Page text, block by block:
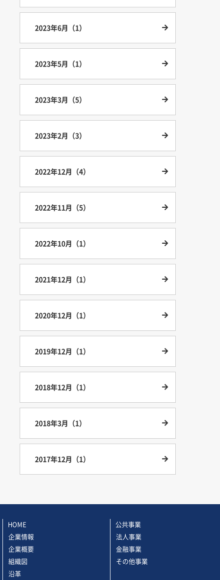
2023年6月（1）
2023年5月（1）
2023年3月（5）
2023年2月（3）
2022年12月（4）
2022年11月（5）
2022年10月（1）
2021年12月（1）
2020年12月（1）
2019年12月（1）
2018年12月（1）
2018年3月（1）
2017年12月（1）
HOME
企業情報
企業概要
組織図
沿革
公共事業
法人事業
金融事業
その他事業